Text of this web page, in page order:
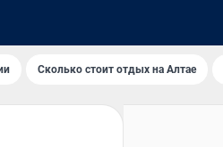
Сколько стоит отдых на Алтае